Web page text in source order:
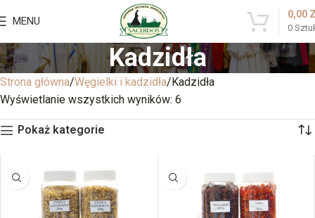
MENU
0
0,00
Kadzidła
Strona główna Węgielki i kadzidła Kadzidła
Wyświetlanie wszystkich wyników: 6
Pokaż kategorie